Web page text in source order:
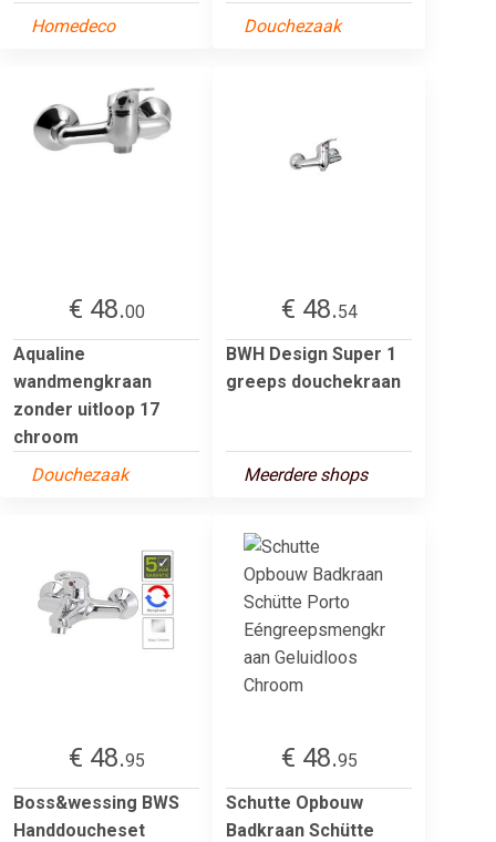
Homedeco
Douchezaak
€ 48.00
Aqualine
wandmengkraan
zonder uitloop 17
chroom
Douchezaak
€ 48.54
BWH Design Super 1
greeps douchekraan
Meerdere shops
€ 48.95
Boss&wessing BWS
Handdoucheset
€ 48.95
Schutte Opbouw
Badkraan Schütte